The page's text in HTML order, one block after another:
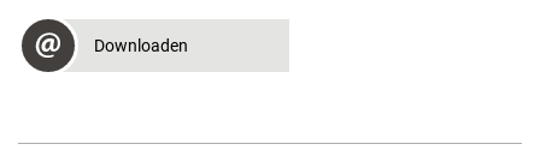
Downloaden